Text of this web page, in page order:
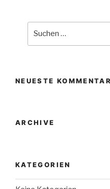
NEUESTE
ARCHIVE
KATEGORIEN